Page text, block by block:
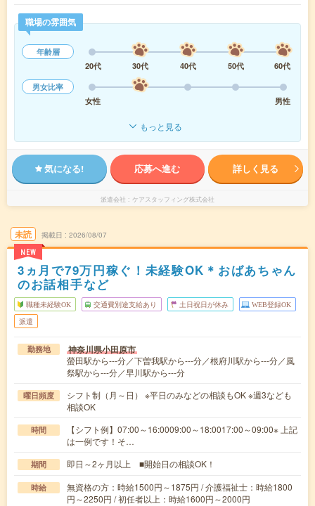
職場の雰囲気
年齢層
20代
30代 40代 50代
60代
男女比率
女性
男性
もっと見る
気になる! 応募へ進む 詳しく見る
派遣会社 ケアスタッフィング株式会社
未読
NEW
掲載日 2026/08/07
3ヵ月で79万円稼ぐ！未経験OK＊おばあちゃん
のお話相手など
職種未経験OK 交通費別途支給あり 土日祝日が休み WEB登録OK
派遣
勤務地 神奈川県小田原市
螢田駅から---分／下曽我駅から---分／根府川駅から---分／風
祭駅から---分／早川駅から---分
曜日頻度
シフト制（月～日） ※平日のみなどの相談もOK ※週3なども
相談OK
時間
【シフト例】07:00～16:0009:00～18:0017:00～09:00※ 上記
は一例です！そ…
期間 即日～2ヶ月以上 ■開始日の相談OK！
時給
無資格の方：時給1500円～1875円 / 介護福祉士：時給1800
円～2250円 / 初任者以上：時給1600円～2000円